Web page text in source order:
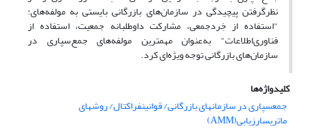
نظرگرفتن پیچیدگی در سازمان‌های بازرگانی بایستی به مولفه‌های:
"استفاده از خِرد‌جمعی، مشارکت داوطلبانه جمعیت، استفاده از
فناوری‌اطلاعات" به‌عنوان مهمترین مولفه‌های جمع‌سپاری در
سازمان‌های بازرگانی توجه ویژه‌ای کرد.
کلیدواژه‌ها
جمعسپاری در سازمانهای بازرگانی/ قوانینفراکتال/ روشهای
ماتریسارزیابی(AMM)